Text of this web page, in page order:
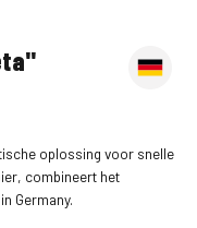
oplossing voor snelle
combineert het
Germany.